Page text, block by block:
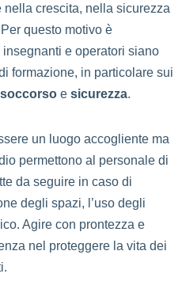
crescita, nella sicurezza
questo motivo è
e operatori siano
formazione, in particolare sui
e sicurezza.
un luogo accogliente ma
permettono al personale di
da seguire in caso di
degli spazi, l’uso degli
Agire con prontezza e
nel proteggere la vita dei